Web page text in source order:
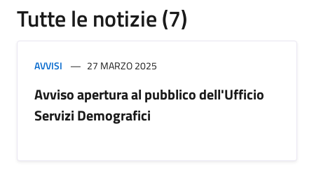
Tutte le notizie (7)
AVVISI 27 MARZO 2025
Avviso apertura al pubblico dell'Ufficio
Servizi Demografici